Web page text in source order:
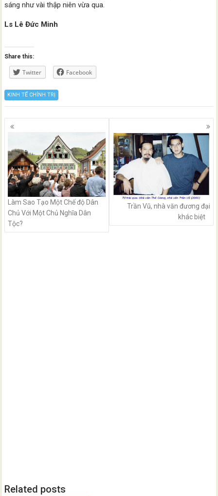
sáng như vài thập niên vừa qua.
Ls Lê Đức Minh
Share this:
Twitter Facebook
KINH TẾ CHÍNH TRỊ
Posts
navigation
Làm Sao Tạo Một Chế độ Dân
Chủ Với Một Chủ Nghĩa Dân
Tộc?
Trần Vũ, nhà văn đương đại
khác biệt
Related posts